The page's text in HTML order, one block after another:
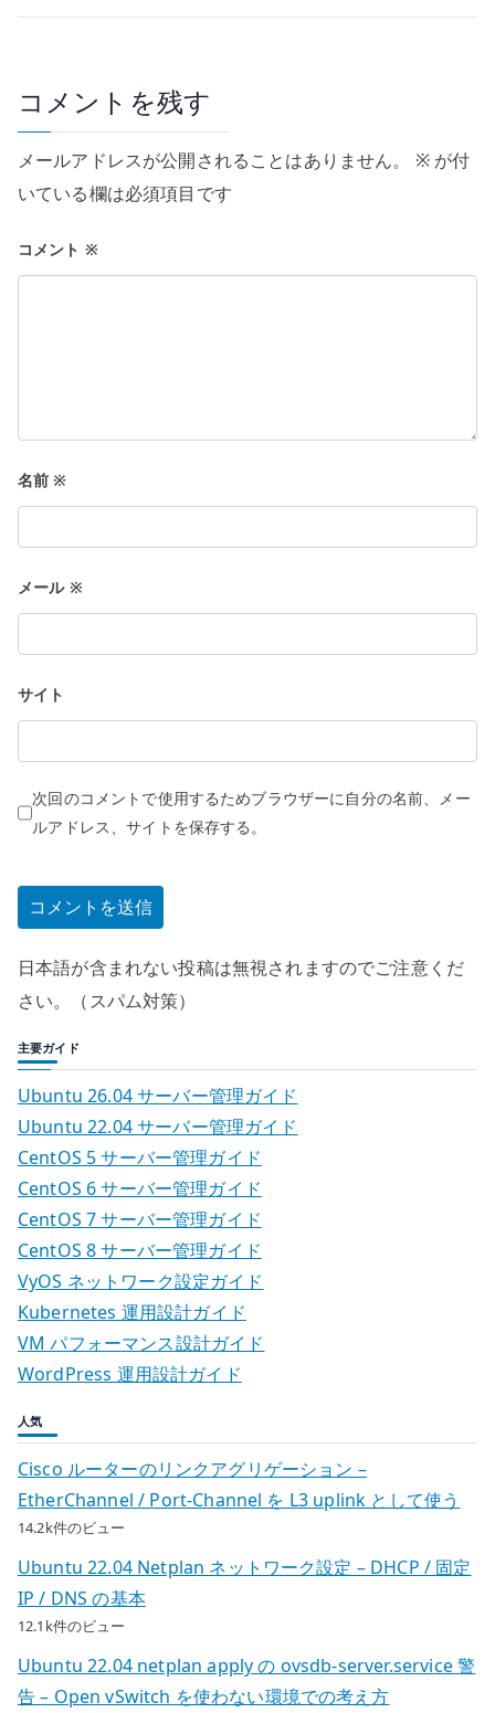
ビ
ー
シ
ョ
ン
コメントを残す
メールアドレスが公開されることはありません。 ※が付
いている欄は必須項目です
コメント ※
名前※
メール ※
サイト
次回のコメントで使用するためブラウザーに自分の名前、メー
ルアドレス、サイトを保存する。
日本語が含まれない投稿は無視されますのでご注意くだ
さい。（スパム対策）
主要ガイド
Ubuntu 26.04 サーバー管理ガイド
Ubuntu 22.04 サーバー管理ガイド
CentOS 5 サーバー管理ガイド
CentOS 6 サーバー管理ガイド
CentOS 7 サーバー管理ガイド
CentOS 8 サーバー管理ガイド
VyOS ネットワーク設定ガイド
Kubernetes 運用設計ガイド
VM パフォーマンス設計ガイド
WordPress 運用設計ガイド
人気
Cisco ルーターのリンクアグリゲーション –
EtherChannel / Port-Channel を L3 uplink として使う
14.2k件のビュー
Ubuntu 22.04 Netplan ネットワーク設定 – DHCP / 固定
IP / DNS の基本
12.1k件のビュー
Ubuntu 22.04 netplan apply の ovsdb-server.service 警
告 – Open vSwitch を使わない環境での考え方